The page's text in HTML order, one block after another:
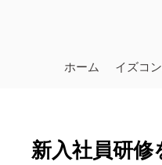
ホーム イズコ
新入社員研修